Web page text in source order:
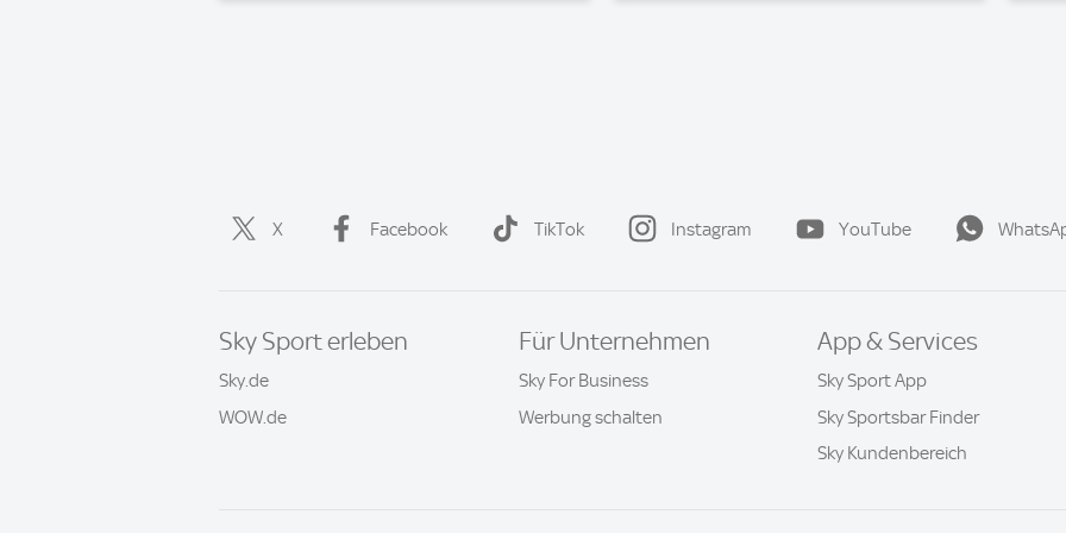
X Facebook TikTok Instagram YouTube
Sky Sport erleben
Sky.de
WOW.de
Für Unternehmen
Sky For Business
Werbung schalten
App & Services
Sky Sport App
Sky Sportsbar Finder
Sky Kundenbereich